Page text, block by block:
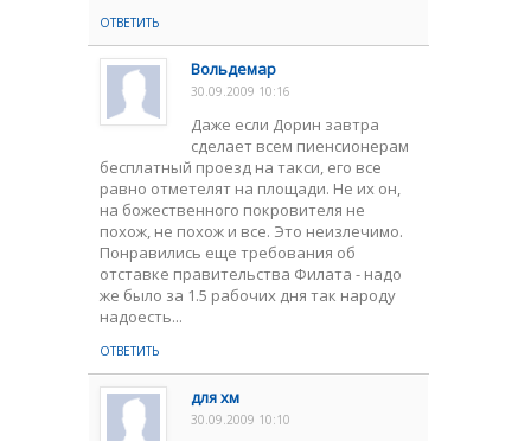
ОТВЕТИТЬ
Вольдемар
30.09.2009 10:16
Даже если Дорин завтра
сделает всем пиенсионерам
бесплатный проезд на такси, его все
равно отметелят на площади. Не их он,
на божественного покровителя не
похож, не похож и все. Это неизлечимо.
Понравились еще требования об
отставке правительства Филата - надо
же было за 1.5 рабочих дня так народу
надоесть...
ОТВЕТИТЬ
для хм
30.09.2009 10:10